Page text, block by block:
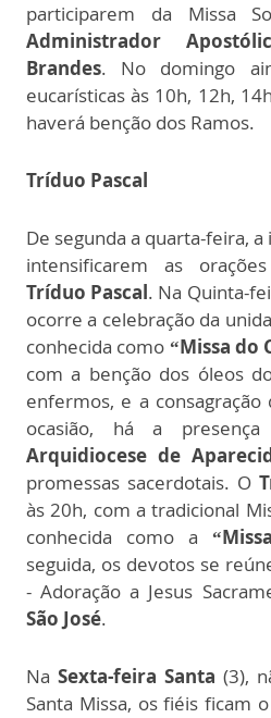
participarem da Missa
Administrador
Brandes. No domingo
eucarísticas às 10h, 12h,
haverá benção dos Ramos.
Tríduo Pascal
De segunda a quarta-feira,
intensificarem as
Tríduo Pascal. Na Quinta-
ocorre a celebração da
conhecida como “Missa do
com a benção dos óleos
enfermos, e a
ocasião, há a
Arquidiocese de
promessas sacerdotais. O
às 20h, com a tradicional
conhecida como a
seguida, os devotos se
- Adoração a Jesus
São José.
Na Sexta-feira Santa (3),
Santa Missa, os fiéis ficam